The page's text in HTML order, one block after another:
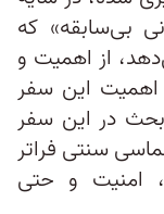
بی‌سابقه» که
از اهمیت و
اهمیت این سفر
در این سفر
سنتی فراتر
امنیت و حتی